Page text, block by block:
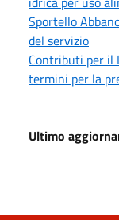
Sportello
del servizio
Contributi per il
termini per la
Ultimo